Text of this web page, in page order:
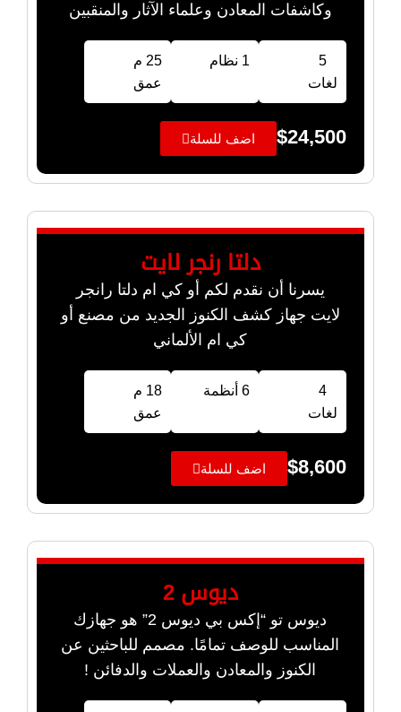
وكاشفات المعادن وعلماء الآثار والمنقبين
5
لغات
1 نظام
25 م
عمق
$24,500 اضف للسلة
دلتا رنجر لايت
يسرنا أن نقدم لكم أو كي ام دلتا رانجر
لايت جهاز كشف الكنوز الجديد من مصنع أو
كي ام الألماني
4
لغات
6 أنظمة
18 م
عمق
$8,600 اضف للسلة
ديوس 2
ديوس تو “إكس بي ديوس 2” هو جهازك
المناسب للوصف تمامًا. مصمم للباحثين عن
الكنوز والمعادن والعملات والدفائن !